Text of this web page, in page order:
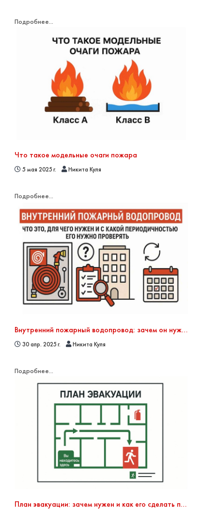
Подробнее...
Что такое модельные очаги пожара
5 мая 2025 г. Никита Куля
Подробнее...
Внутренний пожарный водопровод: зачем он нужен, как и с какой периодичностью его проверять
30 апр. 2025 г. Никита Куля
Подробнее...
План эвакуации: зачем нужен и как его сделать правильно